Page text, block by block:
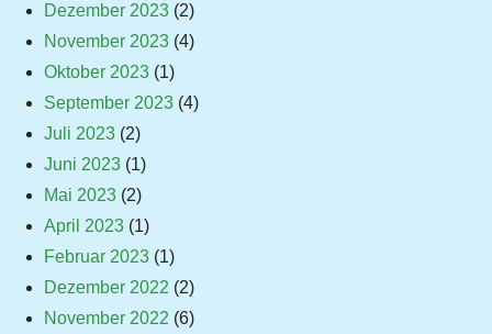
Dezember 2023 (2)
November 2023 (4)
Oktober 2023 (1)
September 2023 (4)
Juli 2023 (2)
Juni 2023 (1)
Mai 2023 (2)
April 2023 (1)
Februar 2023 (1)
Dezember 2022 (2)
November 2022 (6)